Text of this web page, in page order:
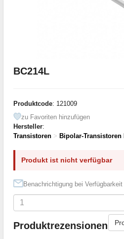
BC214L
Produktcode: 121009
zu Favoriten hinzufügen
Hersteller:
Transistoren > Bipolar-Transistoren
Produkt ist nicht verfügbar
Benachrichtigung bei Verfügbarkeit
Produktrezensionen